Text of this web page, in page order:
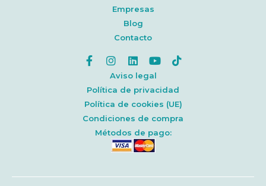
Empresas
Blog
Contacto
Aviso legal
Política de privacidad
Política de cookies (UE)
Condiciones de compra
Métodos de pago: